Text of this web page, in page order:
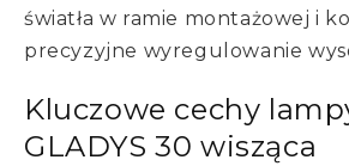
światła w ramie montażowej i
precyzyjne wyregulowanie
Kluczowe cechy
GLADYS 30 wisząca